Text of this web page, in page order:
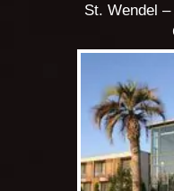
St. Wendel –